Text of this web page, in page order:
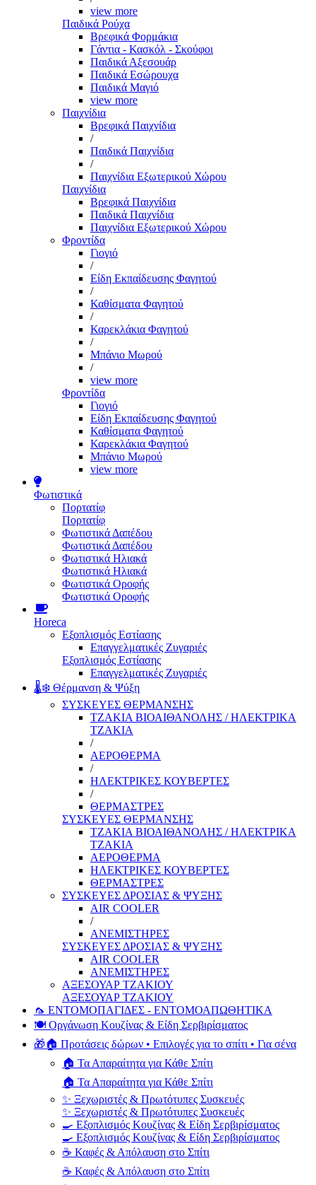
view more
Παιδικά Ρούχα
Βρεφικά Φορμάκια
Γάντια - Κασκόλ - Σκούφοι
Παιδικά Αξεσουάρ
Παιδικά Εσώρουχα
Παιδικά Μαγιό
view more
Παιχνίδια
Βρεφικά Παιχνίδια
/
Παιδικά Παιχνίδια
/
Παιχνίδια Εξωτερικού Χώρου
Παιχνίδια
Βρεφικά Παιχνίδια
Παιδικά Παιχνίδια
Παιχνίδια Εξωτερικού Χώρου
Φροντίδα
Γιογιό
/
Είδη Εκπαίδευσης Φαγητού
/
Καθίσματα Φαγητού
/
Καρεκλάκια Φαγητού
/
Μπάνιο Μωρού
/
view more
Φροντίδα
Γιογιό
Είδη Εκπαίδευσης Φαγητού
Καθίσματα Φαγητού
Καρεκλάκια Φαγητού
Μπάνιο Μωρού
view more
Φωτιστικά
Πορτατίφ
Πορτατίφ
Φωτιστικά Δαπέδου
Φωτιστικά Δαπέδου
Φωτιστικά Ηλιακά
Φωτιστικά Ηλιακά
Φωτιστικά Οροφής
Φωτιστικά Οροφής
Horeca
Εξοπλισμός Εστίασης
Επαγγελματικές Ζυγαριές
Εξοπλισμός Εστίασης
Επαγγελματικές Ζυγαριές
🌡️❄️ Θέρμανση & Ψύξη
ΣΥΣΚΕΥΕΣ ΘΕΡΜΑΝΣΗΣ
ΤΖΑΚΙΑ ΒΙΟΑΙΘΑΝΟΛΗΣ / ΗΛΕΚΤΡΙΚΑ
ΤΖΑΚΙΑ
/
ΑΕΡΟΘΕΡΜΑ
/
ΗΛΕΚΤΡΙΚΕΣ ΚΟΥΒΕΡΤΕΣ
/
ΘΕΡΜΑΣΤΡΕΣ
ΣΥΣΚΕΥΕΣ ΘΕΡΜΑΝΣΗΣ
ΤΖΑΚΙΑ ΒΙΟΑΙΘΑΝΟΛΗΣ / ΗΛΕΚΤΡΙΚΑ
ΤΖΑΚΙΑ
ΑΕΡΟΘΕΡΜΑ
ΗΛΕΚΤΡΙΚΕΣ ΚΟΥΒΕΡΤΕΣ
ΘΕΡΜΑΣΤΡΕΣ
ΣΥΣΚΕΥΕΣ ΔΡΟΣΙΑΣ & ΨΥΞΗΣ
AIR COOLER
/
ΑΝΕΜΙΣΤΗΡΕΣ
ΣΥΣΚΕΥΕΣ ΔΡΟΣΙΑΣ & ΨΥΞΗΣ
AIR COOLER
ΑΝΕΜΙΣΤΗΡΕΣ
ΑΞΕΣΟΥΑΡ ΤΖΑΚΙΟΥ
ΑΞΕΣΟΥΑΡ ΤΖΑΚΙΟΥ
🦟 ΕΝΤΟΜΟΠΑΓΙΔΕΣ - ΕΝΤΟΜΟΑΠΩΘΗΤΙΚΑ
🍽️ Οργάνωση Κουζίνας & Είδη Σερβιρίσματος
🎁🏠 Προτάσεις δώρων • Επιλογές για το σπίτι • Για σένα
🏠 Τα Απαραίτητα για Κάθε Σπίτι
🏠 Τα Απαραίτητα για Κάθε Σπίτι
✨ Ξεχωριστές & Πρωτότυπες Συσκευές
✨ Ξεχωριστές & Πρωτότυπες Συσκευές
🍳 Εξοπλισμός Κουζίνας & Είδη Σερβιρίσματος
🍳 Εξοπλισμός Κουζίνας & Είδη Σερβιρίσματος
☕ Καφές & Απόλαυση στο Σπίτι
☕ Καφές & Απόλαυση στο Σπίτι